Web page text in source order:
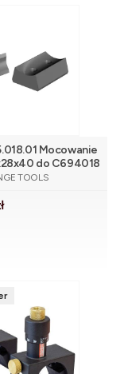
Mocowanie
do C694018
TOOLS